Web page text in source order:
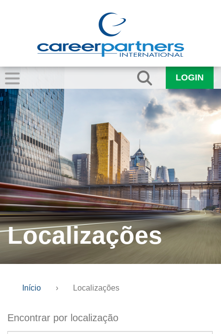
LOGIN
Localizações
Início › Localizações
Encontrar por localização